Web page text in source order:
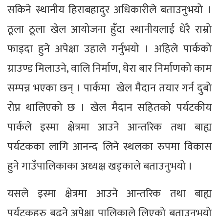
सकिने स्थानीय हिराबहादुर अधिकारीले बताउनुभयो ।
ठूला ठूला खेल आयोजना हुँदा स्थानीयलाई धेरै राम्रो
फाइदा हुने अपेक्षा उहाले गर्नुभयो । अहिले पार्कको
ग्राउण्ड मिलाउने, वालि निर्माण, घेरा बार निर्माणको काम
सम्पन्न भएका छन् । पार्कमा खेल मैदान तयार गर्न दुबो
रोप्न थालिएको छ । खेल मैदान सहितको पर्यटकीय
पार्कले इस्मा क्षेत्रमा आउने आन्तरिक तथा बाह्य
पर्यटकका लागि आनन्द लिने स्थलका रुपमा विकास
हुने गाउँपालिकाका अध्यक्ष खड्काले बताउनुभयो ।
यसले इस्मा क्षेत्रमा आउने आन्तरिक तथा बाह्य